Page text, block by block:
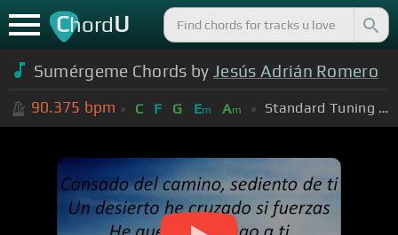
ChordU
Sumérgeme Chords by Jesús Adrián Romero
90.375 bpm C F G Em Am Standard Tuning (EADGBE)